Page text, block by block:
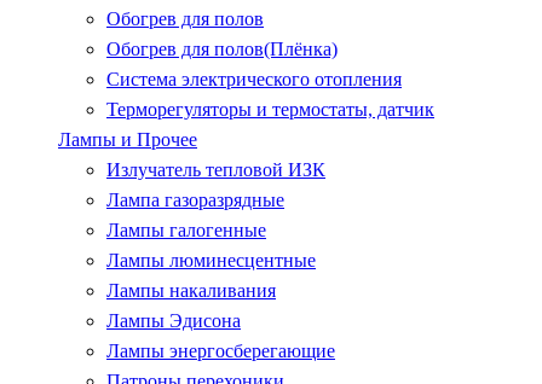
Обогрев для полов
Обогрев для полов(Плёнка)
Система электрического отопления
Терморегуляторы и термостаты, датчик
Лампы и Прочее
Излучатель тепловой ИЗК
Лампа газоразрядные
Лампы галогенные
Лампы люминесцентные
Лампы накаливания
Лампы Эдисона
Лампы энергосберегающие